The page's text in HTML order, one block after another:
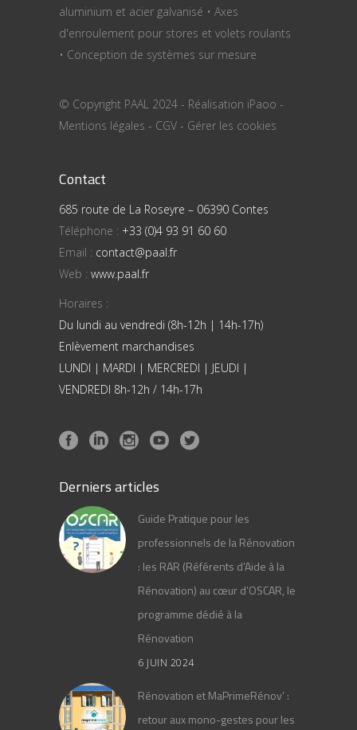
aluminium et acier galvanisé • Axes
d'enroulement pour stores et volets roulants
• Conception de systèmes sur mesure
© Copyright PAAL 2024 - Réalisation iPaoo -
Mentions légales - CGV - Gérer les cookies
Contact
685 route de La Roseyre – 06390 Contes
Téléphone : +33 (0)4 93 91 60 60
Email : contact@paal.fr
Web : www.paal.fr
Horaires :
Du lundi au vendredi (8h-12h | 14h-17h)
Enlèvement marchandises
LUNDI | MARDI | MERCREDI | JEUDI |
VENDREDI 8h-12h / 14h-17h
Derniers articles
Guide Pratique pour les
professionnels de la Rénovation
: les RAR (Référents d’Aide à la
Rénovation) au cœur d’OSCAR, le
programme dédié à la
Rénovation
6 JUIN 2024
Rénovation et MaPrimeRénov’ :
retour aux mono-gestes pour les